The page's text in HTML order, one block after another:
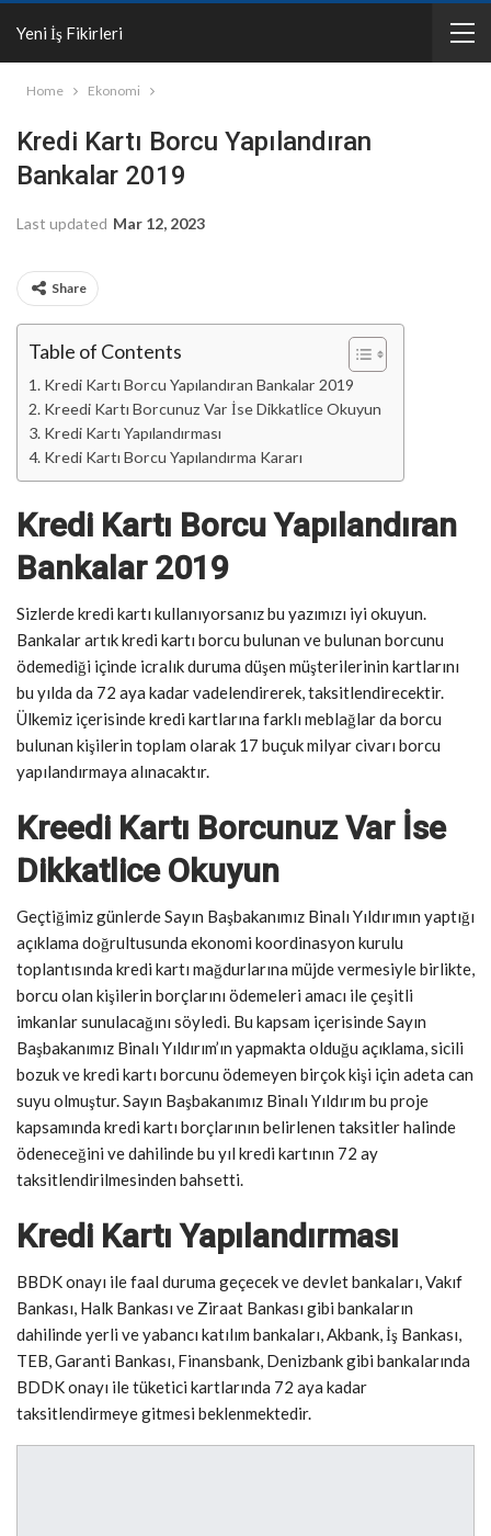
Yeni İş Fikirleri
Home Ekonomi
Kredi Kartı Borcu Yapılandıran
Bankalar 2019
Last updated Mar 12, 2023
Share
Table of Contents
Kredi Kartı Borcu Yapılandıran Bankalar 2019
Kreedi Kartı Borcunuz Var İse Dikkatlice Okuyun
Kredi Kartı Yapılandırması
Kredi Kartı Borcu Yapılandırma Kararı
Kredi Kartı Borcu Yapılandıran
Bankalar 2019
Sizlerde kredi kartı kullanıyorsanız bu yazımızı iyi okuyun.
Bankalar artık kredi kartı borcu bulunan ve bulunan borcunu
ödemediği içinde icralık duruma düşen müşterilerinin kartlarını
bu yılda da 72 aya kadar vadelendirerek, taksitlendirecektir.
Ülkemiz içerisinde kredi kartlarına farklı meblağlar da borcu
bulunan kişilerin toplam olarak 17 buçuk milyar civarı borcu
yapılandırmaya alınacaktır.
Kreedi Kartı Borcunuz Var İse
Dikkatlice Okuyun
Geçtiğimiz günlerde Sayın Başbakanımız Binalı Yıldırımın yaptığı
açıklama doğrultusunda ekonomi koordinasyon kurulu
toplantısında kredi kartı mağdurlarına müjde vermesiyle birlikte,
borcu olan kişilerin borçlarını ödemeleri amacı ile çeşitli
imkanlar sunulacağını söyledi. Bu kapsam içerisinde Sayın
Başbakanımız Binalı Yıldırım’ın yapmakta olduğu açıklama, sicili
bozuk ve kredi kartı borcunu ödemeyen birçok kişi için adeta can
suyu olmuştur. Sayın Başbakanımız Binalı Yıldırım bu proje
kapsamında kredi kartı borçlarının belirlenen taksitler halinde
ödeneceğini ve dahilinde bu yıl kredi kartının 72 ay
taksitlendirilmesinden bahsetti.
Kredi Kartı Yapılandırması
BBDK onayı ile faal duruma geçecek ve devlet bankaları, Vakıf
Bankası, Halk Bankası ve Ziraat Bankası gibi bankaların
dahilinde yerli ve yabancı katılım bankaları, Akbank, İş Bankası,
TEB, Garanti Bankası, Finansbank, Denizbank gibi bankalarında
BDDK onayı ile tüketici kartlarında 72 aya kadar
taksitlendirmeye gitmesi beklenmektedir.